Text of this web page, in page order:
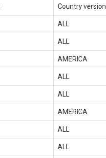
Country version
ALL
ALL
AMERICA
ALL
ALL
AMERICA
ALL
ALL